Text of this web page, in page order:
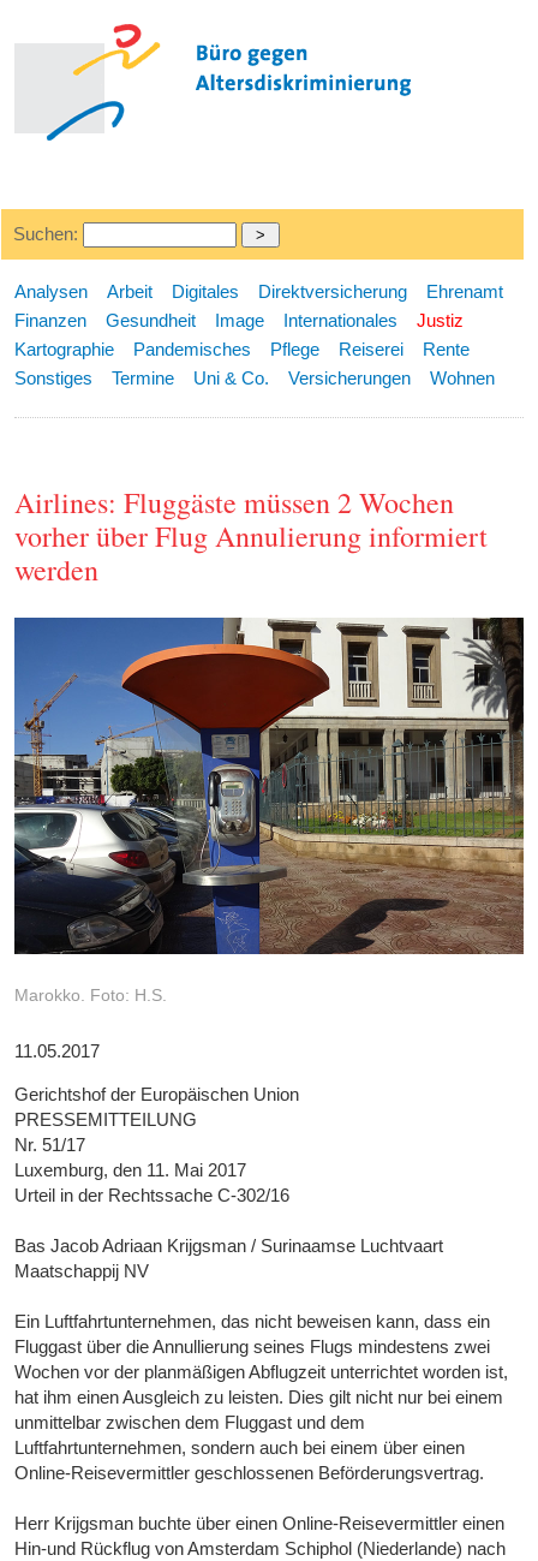
Suchen:
Analysen Arbeit Digitales Direktversicherung
Ehrenamt
Finanzen
Gesundheit Image Internationales
Justiz
Kartographie
Pandemisches Pflege Reiserei
Rente
Sonstiges
Termine Uni & Co. Versicherungen Wohnen
Airlines: Fluggäste müssen 2 Wochen
vorher über Flug Annulierung informiert
werden
Marokko. Foto: H.S.
11.05.2017
Gerichtshof der Europäischen Union
PRESSEMITTEILUNG
Nr. 51/17
Luxemburg, den 11. Mai 2017
Urteil in der Rechtssache C-302/16
Bas Jacob Adriaan Krijgsman / Surinaamse Luchtvaart
Maatschappij NV
Ein Luftfahrtunternehmen, das nicht beweisen kann, dass ein
Fluggast über die Annullierung seines Flugs mindestens zwei
Wochen vor der planmäßigen Abflugzeit unterrichtet worden ist,
hat ihm einen Ausgleich zu leisten. Dies gilt nicht nur bei einem
unmittelbar zwischen dem Fluggast und dem
Luftfahrtunternehmen, sondern auch bei einem über einen
Online-Reisevermittler geschlossenen Beförderungsvertrag.
Herr Krijgsman buchte über einen Online-Reisevermittler einen
Hin-und Rückflug von Amsterdam Schiphol (Niederlande) nach